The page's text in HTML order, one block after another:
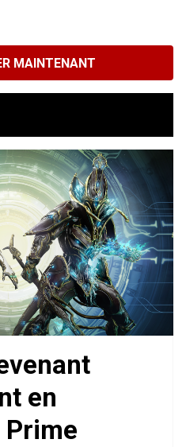
MAINTENANT
en
Prime